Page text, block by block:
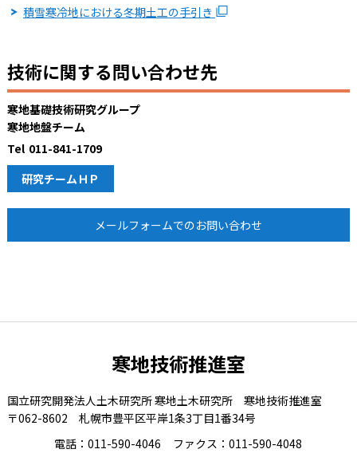
積雪寒冷地における冬期土工の手引き
技術に関する問い合わせ先
寒地基礎技術研究グループ
寒地地盤チーム
Tel 011-841-1709
研究チームＨＰ
メールフォームでのお問い合わせ
寒地技術推進室
国立研究開発法人土木研究所 寒地土木研究所 寒地技術推進室
〒062-8602 札幌市豊平区平岸1条3丁目1番34号
電話：011-590-4046
ファクス：011-590-4048